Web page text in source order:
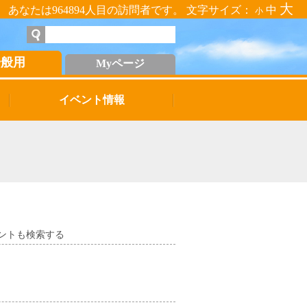
あなたは964894人目の訪問者です。 文字サイズ： 小 中 大
用 Myページ
イベント情報
トも検索する